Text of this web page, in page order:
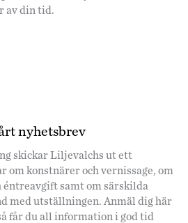
av din tid.
nyhetsbrev
skickar Liljevalchs ut ett
om konstnärer och vernissage, om
éntreavgift samt om särskilda
med utställningen. Anmäl dig här
får du all information i god tid